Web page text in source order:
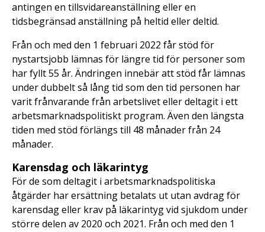
antingen en tillsvidareanställning eller en
tidsbegränsad anställning på heltid eller deltid.
Från och med den 1 februari 2022 får stöd för
nystartsjobb lämnas för längre tid för personer som
har fyllt 55 år. Ändringen innebär att stöd får lämnas
under dubbelt så lång tid som den tid personen har
varit frånvarande från arbetslivet eller deltagit i ett
arbetsmarknadspolitiskt program. Även den längsta
tiden med stöd förlängs till 48 månader från 24
månader.
Karensdag och läkarintyg
För de som deltagit i arbetsmarknadspolitiska
åtgärder har ersättning betalats ut utan avdrag för
karensdag eller krav på läkarintyg vid sjukdom under
större delen av 2020 och 2021. Från och med den 1